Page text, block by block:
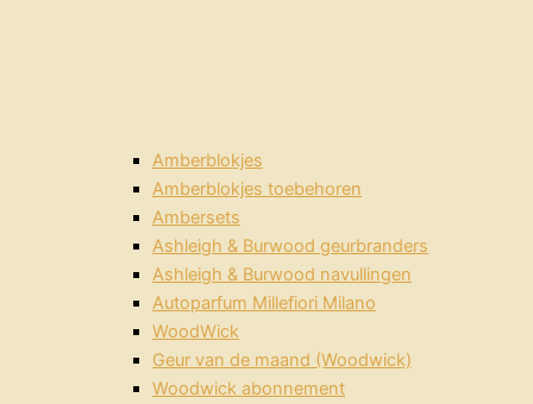
Amberblokjes
Amberblokjes toebehoren
Ambersets
Ashleigh & Burwood geurbranders
Ashleigh & Burwood navullingen
Autoparfum Millefiori Milano
WoodWick
Geur van de maand (Woodwick)
Woodwick abonnement